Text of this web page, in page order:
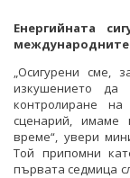
Енергийната
международните
„Осигурени сме,
изкушението
контролиране
сценарий, имаме
време“, увери
Той припомни
първата седмица